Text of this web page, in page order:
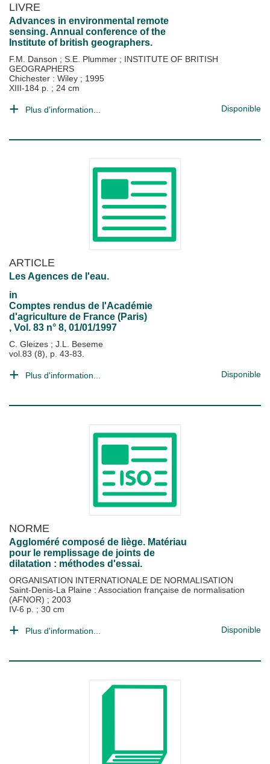
LIVRE
Advances in environmental remote
sensing. Annual conference of the
Institute of british geographers.
F.M. Danson ; S.E. Plummer ; INSTITUTE OF BRITISH
GEOGRAPHERS
Chichester : Wiley ; 1995
XIII-184 p. ; 24 cm
Plus d'information... Disponible
ARTICLE
Les Agences de l'eau.
in
Comptes rendus de l'Académie
d'agriculture de France (Paris)
, Vol. 83 n° 8, 01/01/1997
C. Gleizes ; J.L. Beseme
vol.83 (8), p. 43-83.
Plus d'information... Disponible
NORME
Aggloméré composé de liège. Matériau
pour le remplissage de joints de
dilatation : méthodes d'essai.
ORGANISATION INTERNATIONALE DE NORMALISATION
Saint-Denis-La Plaine : Association française de normalisation
(AFNOR) ; 2003
IV-6 p. ; 30 cm
Plus d'information... Disponible